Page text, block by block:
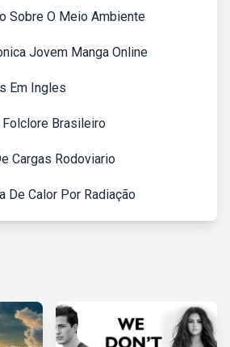
Sobre O Meio Ambiente
Jovem Manga Online
Em Ingles
Folclore Brasileiro
Cargas Rodoviario
De Calor Por Radiação